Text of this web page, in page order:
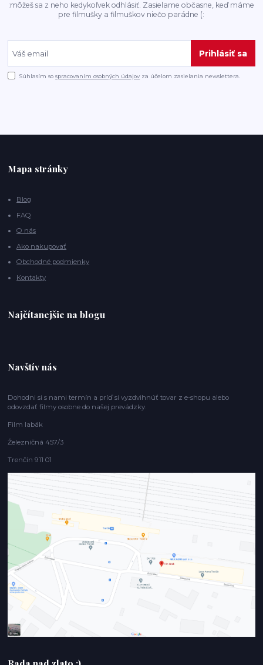
:môžeš sa z neho kedykoľvek odhlásiť. Zasielame občasne, keď máme
pre filmušky a filmuškov niečo parádne (:
Prihlásiť sa
Súhlasím sospracovaním osobných údajov za účelom zasielania newslettera.
Mapa stránky
Blog
FAQ
O nás
Ako nakupovať
Obchodné podmienky
Kontakty
Najčítanejšie na blogu
Navštív nás
Dohodni si s nami termín a príď si vyzdvihnúť tovar z e-shopu alebo
odovzdať filmy osobne do našej prevádzky.
Film labák
Železničná 457/3
Trenčín 911 01